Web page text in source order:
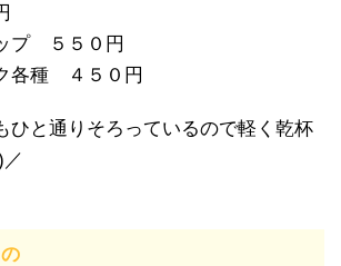
プ ５５０円
各種 ４５０円
ひと通りそろっているので軽く乾杯